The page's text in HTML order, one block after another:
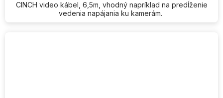
CINCH video kábel, 6,5m, vhodný napríklad na predĺženie
vedenia napájania ku kamerám.